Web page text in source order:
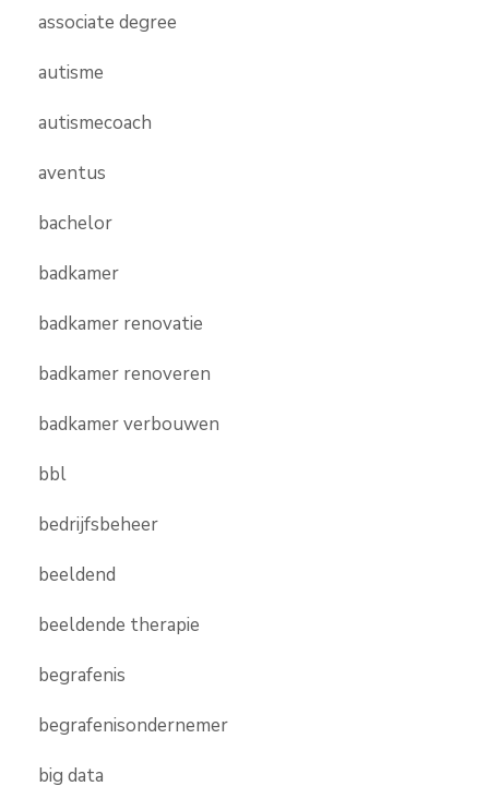
associate degree
autisme
autismecoach
aventus
bachelor
badkamer
badkamer renovatie
badkamer renoveren
badkamer verbouwen
bbl
bedrijfsbeheer
beeldend
beeldende therapie
begrafenis
begrafenisondernemer
big data